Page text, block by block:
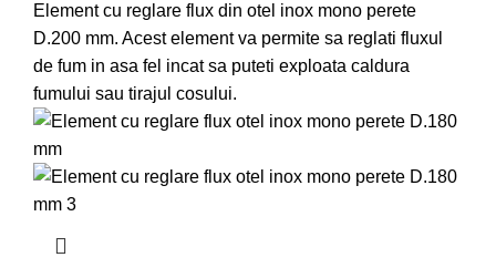
Element cu reglare flux din otel inox mono perete
D.200 mm. Acest element va permite sa reglati fluxul
de fum in asa fel incat sa puteti exploata caldura
fumului sau tirajul cosului.